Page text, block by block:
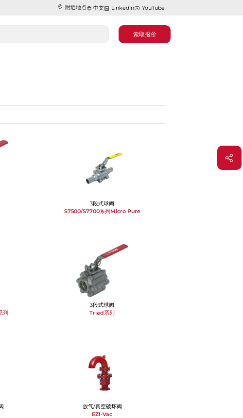
附近地点 中文 LinkedIn YouTube
索取报价
3段式球阀
S7500/S7700系列Micro Pure
列
3段式球阀
Triad系列
放气/真空破坏阀
EZI-Vac